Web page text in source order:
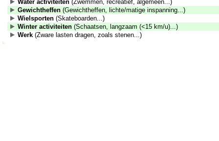
Water activiteiten (Zwemmen, recreatief, algemeen...)
Gewichtheffen (Gewichtheffen, lichte/matige inspanning...)
Wielsporten (Skateboarden...)
Winter activiteiten (Schaatsen, langzaam (<15 km/u)...)
Werk (Zware lasten dragen, zoals stenen...)